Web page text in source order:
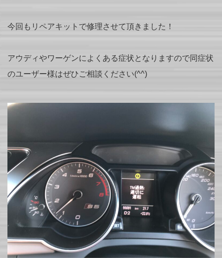
今回もリペアキットで修理させて頂きました！
アウディやワーゲンによくある症状となりますので同症状
のユーザー様はぜひご相談ください(^^)